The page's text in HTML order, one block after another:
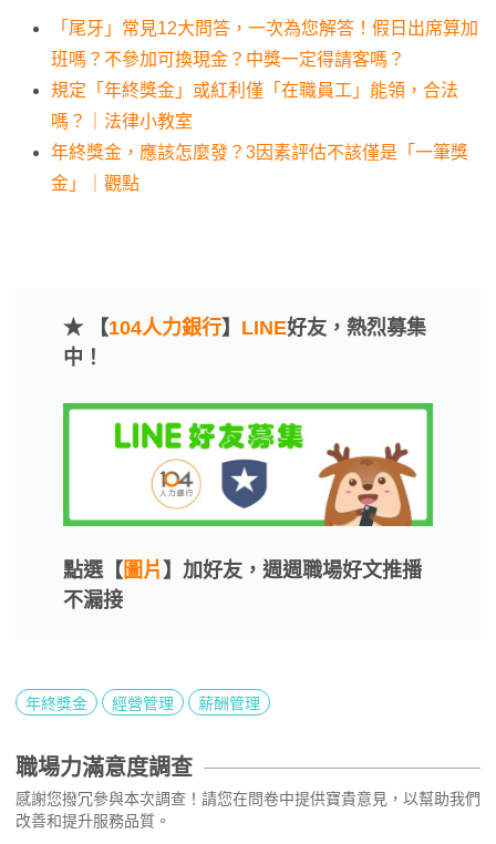
「尾牙」常見12大問答，一次為您解答！假日出席算加
班嗎？不參加可換現金？中獎一定得請客嗎？
規定「年終獎金」或紅利僅「在職員工」能領，合法
嗎？｜法律小教室
年終獎金，應該怎麼發？3因素評估不該僅是「一筆獎
金」｜觀點
★ 【104人力銀行】 LINE好友，熱烈募集
中！
點選【 圖片 】加好友，週週職場好文推播
不漏接
年終獎金 經營管理 薪酬管理
職場力滿意度調查
感謝您撥冗參與本次調查！請您在問卷中提供寶貴意見，以幫助我們
改善和提升服務品質。